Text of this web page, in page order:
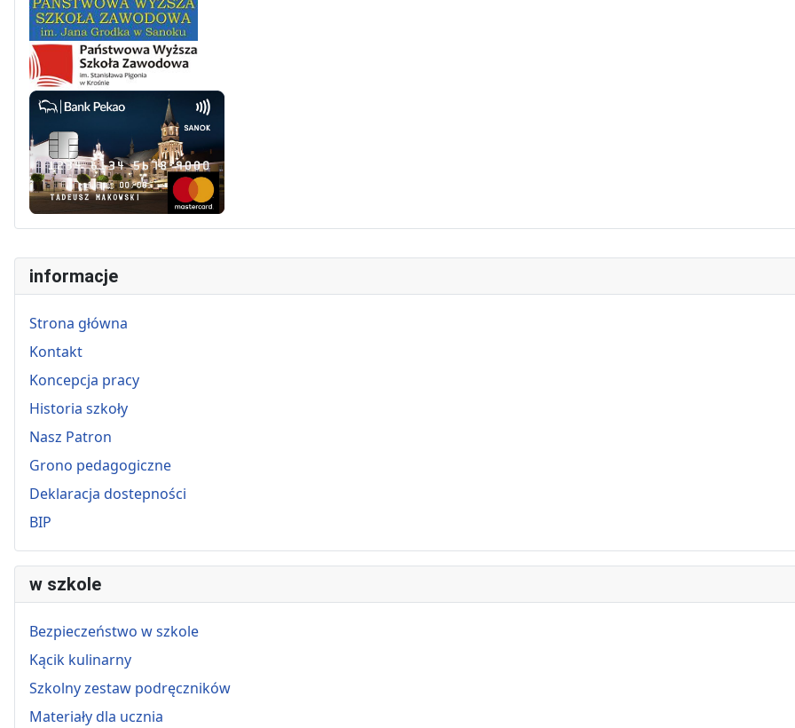
informacje
Strona główna
Kontakt
Koncepcja pracy
Historia szkoły
Nasz Patron
Grono pedagogiczne
Deklaracja dostepności
BIP
w szkole
Bezpieczeństwo w szkole
Kącik kulinarny
Szkolny zestaw podręczników
Materiały dla ucznia